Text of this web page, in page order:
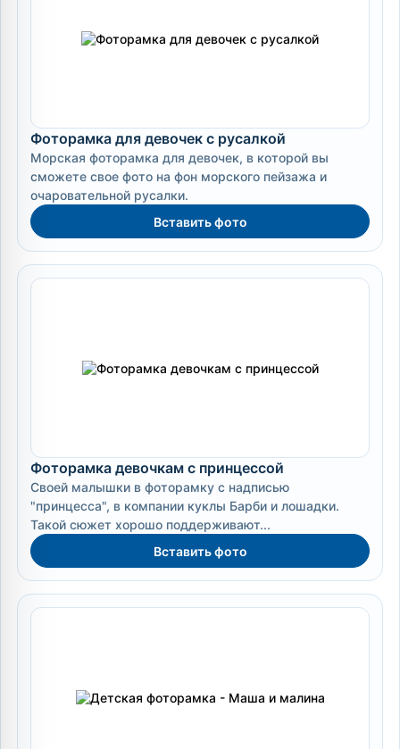
Фоторамка для девочек с русалкой
Морская фоторамка для девочек, в которой вы
сможете свое фото на фон морского пейзажа и
очаровательной русалки.
Вставить фото
Фоторамка девочкам с принцессой
Своей малышки в фоторамку с надписью
"принцесса", в компании куклы Барби и лошадки.
Такой сюжет хорошо поддерживают...
Вставить фото